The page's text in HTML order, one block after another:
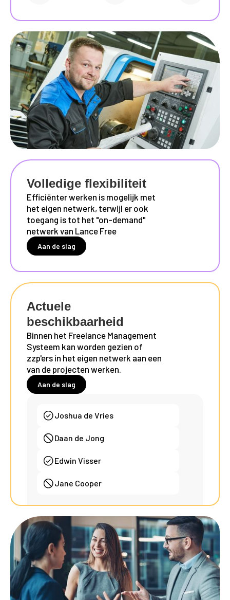
Volledige flexibiliteit
Efficiënter werken is mogelijk met
het eigen netwerk, terwijl er ook
toegang is tot het "on-demand"
netwerk van Lance Free
Aan de slag
Actuele
beschikbaarheid
Binnen het Freelance Management
Systeem kan worden gezien of
zzp'ers in het eigen netwerk aan een
van de projecten werken.
Aan de slag
Joshua de Vries
Daan de Jong
Edwin Visser
Jane Cooper